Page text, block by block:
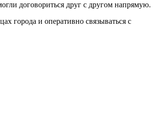
договориться друг с другом напрямую.
города и оперативно связываться с